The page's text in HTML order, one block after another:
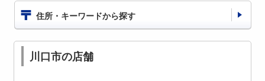
住所・キーワードから探す
川口市の店舗